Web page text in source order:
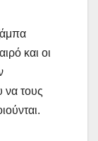
και οι
να τους